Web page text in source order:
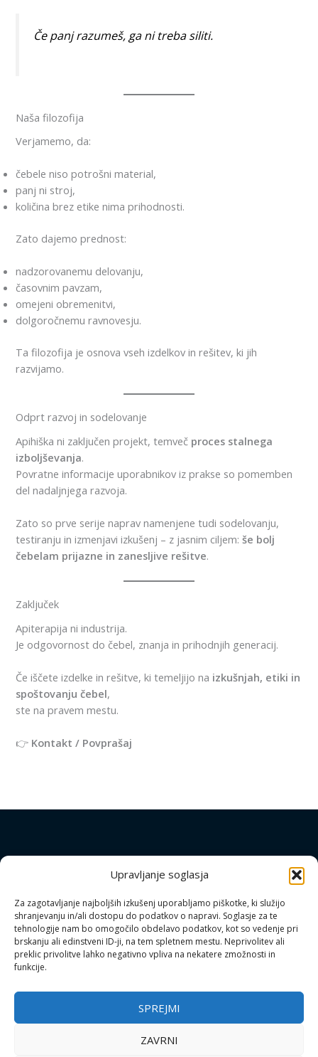
Upravljanje soglasja
Za zagotavljanje najboljših izkušenj uporabljamo piškotke, ki služijo
shranjevanju in/ali dostopu do podatkov o napravi. Soglasje za te
tehnologije nam bo omogočilo obdelavo podatkov, kot so vedenje pri
brskanju ali edinstveni ID-ji, na tem spletnem mestu. Neprivolitev ali
preklic privolitve lahko negativno vpliva na nekatere zmožnosti in
funkcije.
SPREJMI
ZAVRNI
Če panj razumeš, ga ni treba siliti.
Naša filozofija
Verjamemo, da:
čebele niso potrošni material,
panj ni stroj,
količina brez etike nima prihodnosti.
Zato dajemo prednost:
nadzorovanemu delovanju,
časovnim pavzam,
omejeni obremenitvi,
dolgoročnemu ravnovesju.
Ta filozofija je osnova vseh izdelkov in rešitev, ki jih
razvijamo.
Odprt razvoj in sodelovanje
Apihiška ni zaključen projekt, temveč proces stalnega
izboljševanja.
Povratne informacije uporabnikov iz prakse so pomemben
del nadaljnjega razvoja.
Zato so prve serije naprav namenjene tudi sodelovanju,
testiranju in izmenjavi izkušenj – z jasnim ciljem:še bolj
čebelam prijazne in zanesljive rešitve.
Zaključek
Apiterapija ni industrija.
Je odgovornost do čebel, znanja in prihodnjih generacij.
Če iščete izdelke in rešitve, ki temeljijo na izkušnjah, etiki in
spoštovanju čebel,
ste na pravem mestu.
👉 Kontakt / Povprašaj
Download mobilno aplikacijo
V pripravi
Copyright © 2026 | apihiska.com